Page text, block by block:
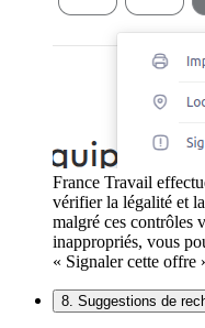
France Travail
vérifier la légalité et
malgré ces contrôles
inappropriés, vous
« Signaler cette offre
8. Suggestions de